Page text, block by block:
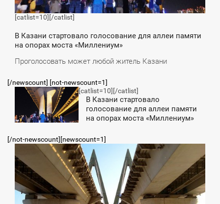
[catlist=10] [/catlist]
В Казани стартовало голосование для аллеи памяти
на опорах моста «Миллениум»
Проголосовать может любой житель Казани
[/newscount] [not-newscount=1]
[catlist=10] [/catlist]
В Казани стартовало
голосование для аллеи памяти
на опорах моста «Миллениум»
[/not-newscount][newscount=1]